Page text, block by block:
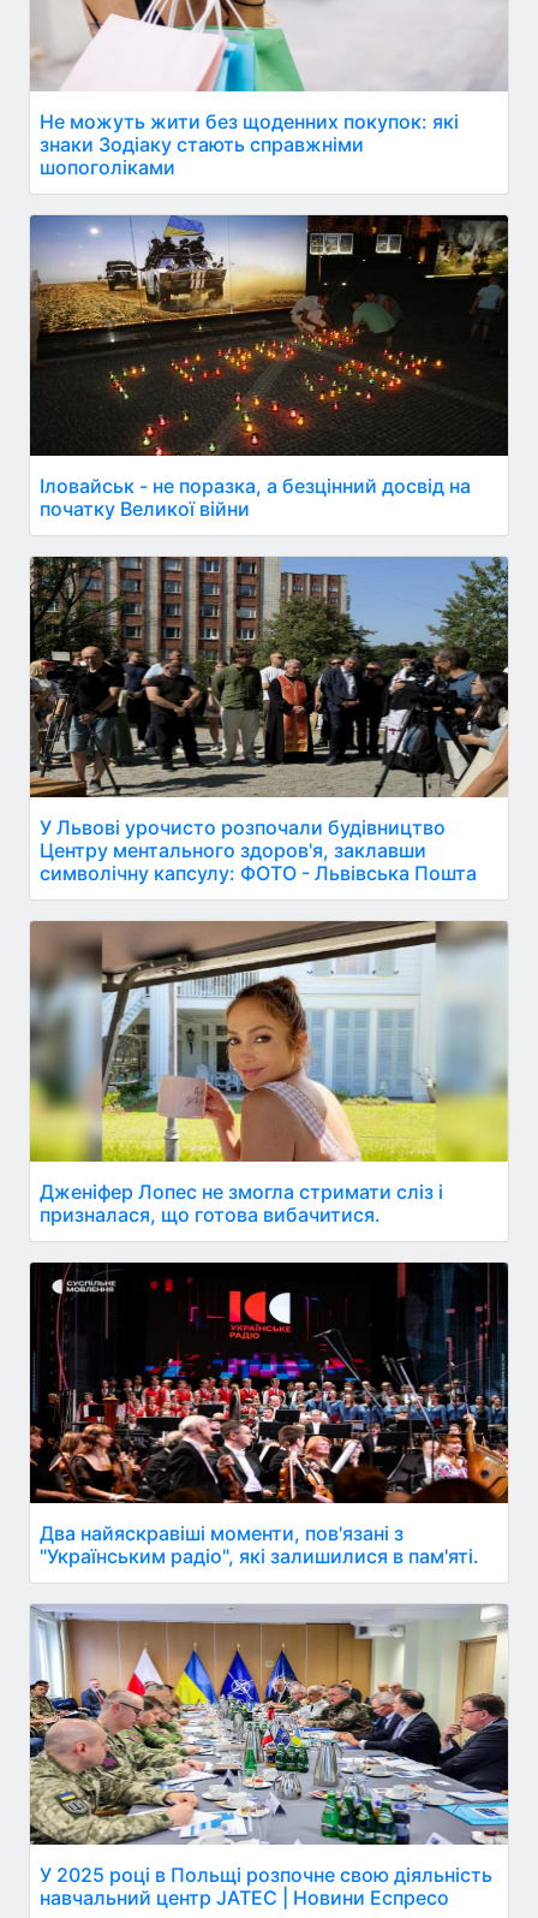
Не можуть жити без щоденних покупок: які
знаки Зодіаку стають справжніми
шопоголіками
Іловайськ - не поразка, а безцінний досвід на
початку Великої війни
У Львові урочисто розпочали будівництво
Центру ментального здоров'я, заклавши
символічну капсулу: ФОТО - Львівська Пошта
Дженіфер Лопес не змогла стримати сліз і
призналася, що готова вибачитися.
Два найяскравіші моменти, пов'язані з
"Українським радіо", які залишилися в пам'яті.
У 2025 році в Польщі розпочне свою діяльність
навчальний центр JATEC | Новини Еспресо